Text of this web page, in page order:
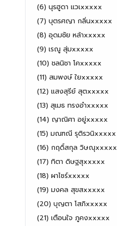
(6) นุรฮูดา แวเxxxxx
(7) บุตรศญา กลิ่นxxxxx
(8) อุดมชัย หล้าxxxxx
(9) เรณู สุ่มxxxxx
(10) ชลนิชา โคxxxxx
(11) สมพงษ์ ใยxxxxx
(12) แสงสุรีย์ สุตxxxxx
(13) สุเมธ ทรงอำxxxxx
(14) ญาณิศา อยู่xxxxx
(15) มณฑณี รุติรวนิxxxxx
(16) กฤดิ์​สกุล ​วิษณุ​xxxxx
(17) ทิตา ดิษฐสุxxxxx
(18) ผาไซร์xxxxx
(19) มงคล สุขสxxxxx
(20) บุญตา โสภิxxxxx
(21) เตือนใจ ภูคงxxxxx